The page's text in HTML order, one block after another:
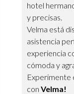
hotel
y precisas.
Velma está
asistencia
experiencia
cómoda y
Experimente
con Velma!